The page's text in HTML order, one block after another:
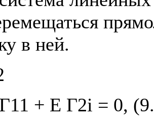
в ней.
+ Е Г2i = 0,